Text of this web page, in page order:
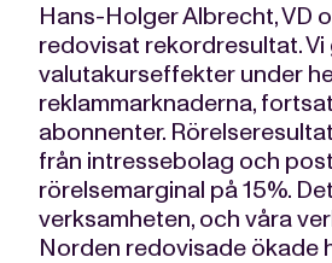
Hans-Holger Albrecht, VD
redovisat rekordresultat.
valutakurseffekter under
reklammarknaderna,
abonnenter.
från intressebolag och
rörelsemarginal på 15%.
verksamheten, och våra
Norden redovisade ökade